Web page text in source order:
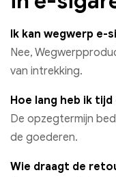
Ik kan wegwerp e-
Nee,
van intrekking.
Hoe lang heb ik
De opzegtermijn
de goederen.
Wie draagt ​​de